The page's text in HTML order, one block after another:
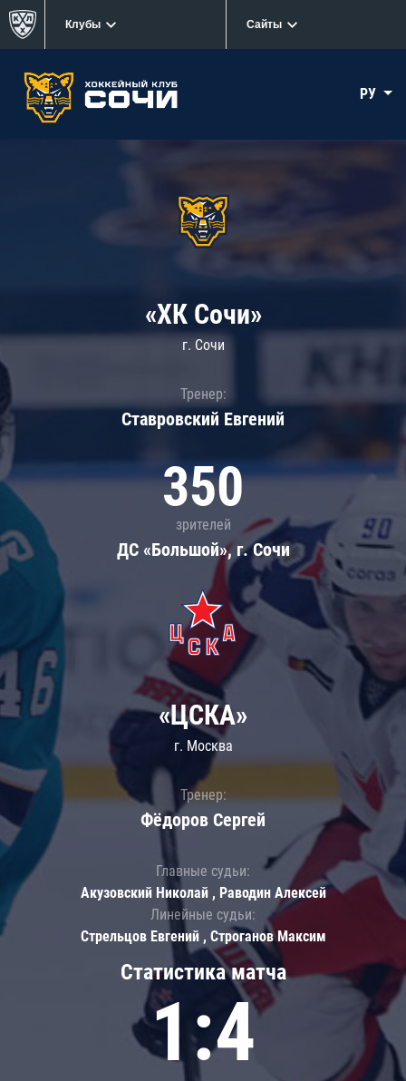
Клубы Сайты
РУ
«ХК Сочи»
г. Сочи
Тренер:
Ставровский Евгений
350
зрителей
ДС «Большой», г. Сочи
Статистика матча
1:4
«ЦСКА»
г. Москва
Тренер:
Фёдоров Сергей
Главные судьи:
Акузовский Николай , Раводин Алексей
Линейные судьи:
Стрельцов Евгений , Строганов Максим